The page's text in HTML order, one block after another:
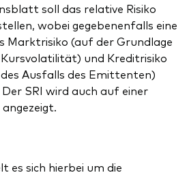
soll das relative Risiko
wobei gegebenenfalls eine
Marktrisiko (auf der Grundlage
und Kreditrisiko
des Ausfalls des Emittenten)
SRI wird auch auf einer
es sich hierbei um die